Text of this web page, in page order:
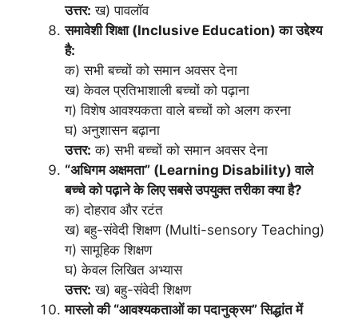
उत्तर: ख) पावलॉव
समावेशी शिक्षा (Inclusive Education) का उद्देश्य
है:
क) सभी बच्चों को समान अवसर देना
ख) केवल प्रतिभाशाली बच्चों को पढ़ाना
ग) विशेष आवश्यकता वाले बच्चों को अलग करना
घ) अनुशासन बढ़ाना
उत्तर: क) सभी बच्चों को समान अवसर देना
“अधिगम अक्षमता” (Learning Disability) वाले
बच्चे को पढ़ाने के लिए सबसे उपयुक्त तरीका क्या है?
क) दोहराव और रटंत
ख) बहु-संवेदी शिक्षण (Multi-sensory Teaching)
ग) सामूहिक शिक्षण
घ) केवल लिखित अभ्यास
उत्तर: ख) बहु-संवेदी शिक्षण
मास्लो की “आवश्यकताओं का पदानुक्रम” सिद्धांत में